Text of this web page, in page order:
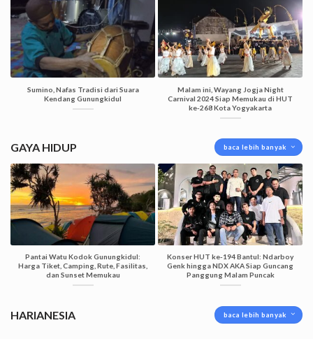
Sumino, Nafas Tradisi dari Suara
Kendang Gunungkidul
Malam ini, Wayang Jogja Night
Carnival 2024 Siap Memukau di HUT
ke-268 Kota Yogyakarta
GAYA HIDUP baca lebih banyak
Pantai Watu Kodok Gunungkidul:
Harga Tiket, Camping, Rute, Fasilitas,
dan Sunset Memukau
Konser HUT ke-194 Bantul: Ndarboy
Genk hingga NDX AKA Siap Guncang
Panggung Malam Puncak
HARIANESIA baca lebih banyak